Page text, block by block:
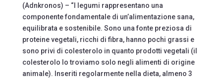
(Adnkronos) – “I legumi rappresentano una
componente fondamentale di un’alimentazione sana,
equilibrata e sostenibile. Sono una fonte preziosa di
proteine vegetali, ricchi di fibra, hanno pochi grassi e
sono privi di colesterolo in quanto prodotti vegetali (il
colesterolo lo troviamo solo negli alimenti di origine
animale). Inseriti regolarmente nella dieta, almeno 3